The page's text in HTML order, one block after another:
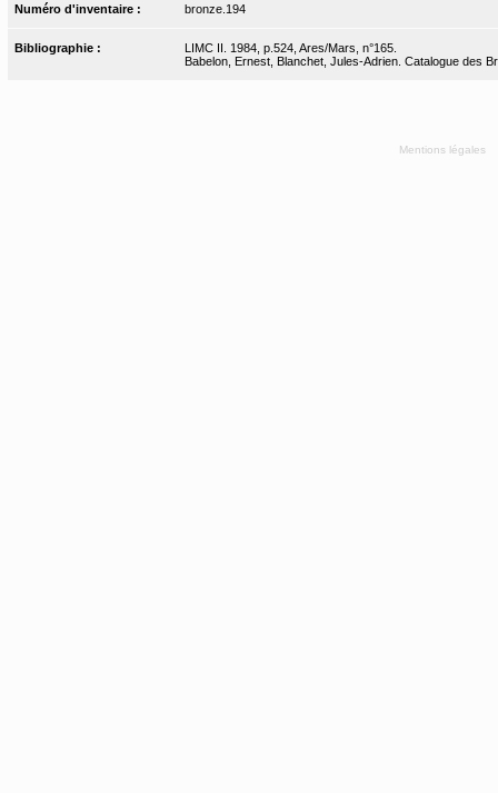
Numéro d'inventaire : bronze.194
Bibliographie :
LIMC II. 1984, p.524, Ares/Mars, n°165.
Babelon, Ernest, Blanchet, Jules-Adrien. Catalogue des
Mentions légales